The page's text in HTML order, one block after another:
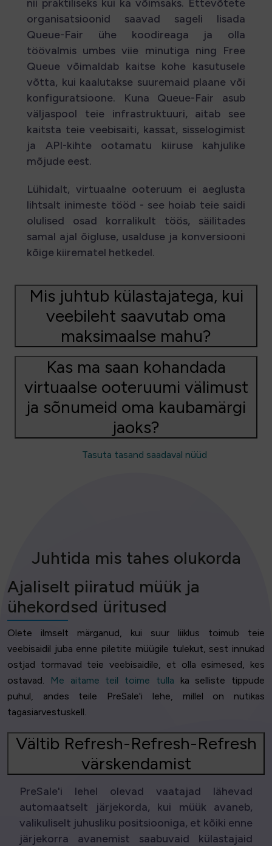
nii praktiliseks kui ka võimsaks. Ettevõtete
organisatsioonid saavad sageli lisada
Queue-Fair ühe koodireaga ja olla
töövalmis umbes viie minutiga ning Free
Queue võimaldab kaitse kohe kasutusele
võtta, kui kaalutakse suuremaid plaane või
konfiguratsioone. Kuna Queue-Fair asub
väljaspool teie infrastruktuuri, aitab see
kaitsta teie veebisaiti, kassat, sisselogimist
ja API-kihte ootamatu kiiruse kahjulike
mõjude eest.
Lühidalt, virtuaalne ooteruum ei aeglusta
lihtsalt inimeste tööd - see hoiab teie saidi
olulised osad korralikult töös, säilitades
samal ajal õigluse, usalduse ja konversiooni
kõige kiirematel hetkedel.
Mis juhtub külastajatega, kui
veebileht saavutab oma
maksimaalse mahu?
Kas ma saan kohandada
virtuaalse ooteruumi välimust
ja sõnumeid oma kaubamärgi
jaoks?
Tasuta tasand saadaval nüüd
Juhtida mis tahes olukorda
Ajaliselt piiratud müük ja
ühekordsed üritused
Olete ilmselt märganud, kui suur liiklus toimub teie
veebisaidil juba enne piletite müügile tulekut, sest innukad
ostjad tormavad teie veebisaidile, et olla esimesed, kes
ostavad.
Me aitame teil toime tulla ka selliste tippude
puhul, andes teile PreSale'i lehe, millel on nutikas
tagasiarvestuskell.
Vältib Refresh-Refresh-Refresh
värskendamist
PreSale'i lehel olevad vaatajad lähevad
automaatselt järjekorda, kui müük avaneb,
valikuliselt juhusliku positsiooniga, et kõiki enne
järjekorra avanemist saabuvaid külastajaid